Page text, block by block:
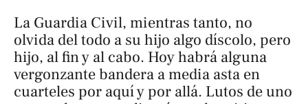
La Guardia Civil, mientras tanto, no
olvida del todo a su hijo algo díscolo, pero
hijo, al fin y al cabo. Hoy habrá alguna
vergonzante bandera a media asta en
cuarteles por aquí y por allá. Lutos de uno